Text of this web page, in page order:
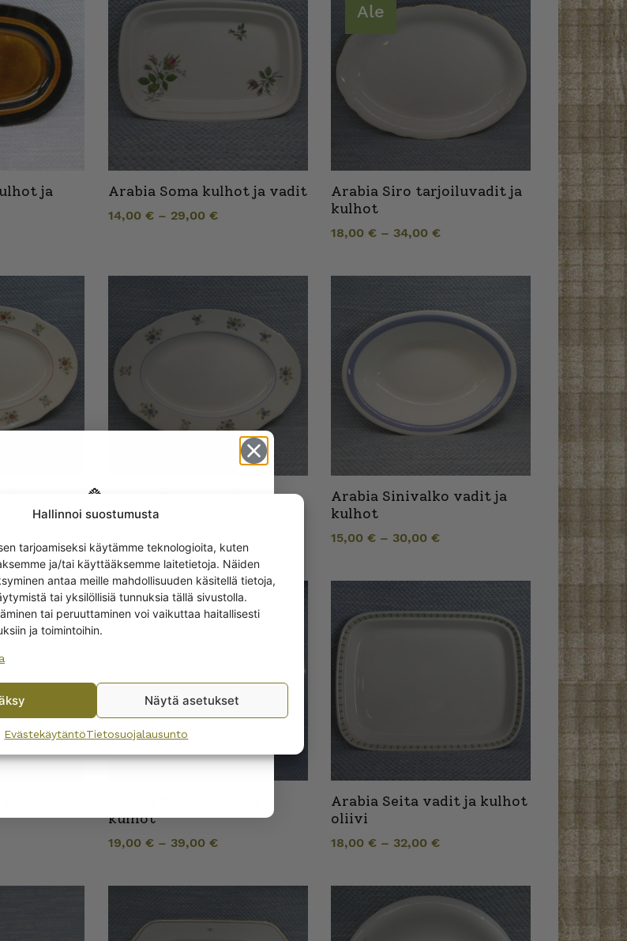
Hallinnoi suostumusta
tarjoamiseksi käytämme teknologioita, kuten
ja/tai käyttääksemme laitetietoja. Näiden
antaa meille mahdollisuuden käsitellä tietoja,
tai yksilöllisiä tunnuksia tällä sivustolla.
tai peruuttaminen voi vaikuttaa haitallisesti
ja toimintoihin.
Näytä asetukset
EvästekäytäntöTietosuojalausunto
ja
Arabia Soma kulhot ja vadit
14,00 €– 29,00 €
Ale
Arabia Siro tarjoiluvadit ja
kulhot
18,00 €– 34,00 €
ja
kulhot sininen
Arabia Sinivalko vadit ja
kulhot
15,00 €– 30,00 €
kulhot
19,00 €– 39,00 €
Arabia Seita vadit ja kulhot
oliivi
18,00 €– 32,00 €
Get -5%
off?
Yes! I want the discount
to the newsletter, you consent to receiving messages from
and confirm that you have read and accepted